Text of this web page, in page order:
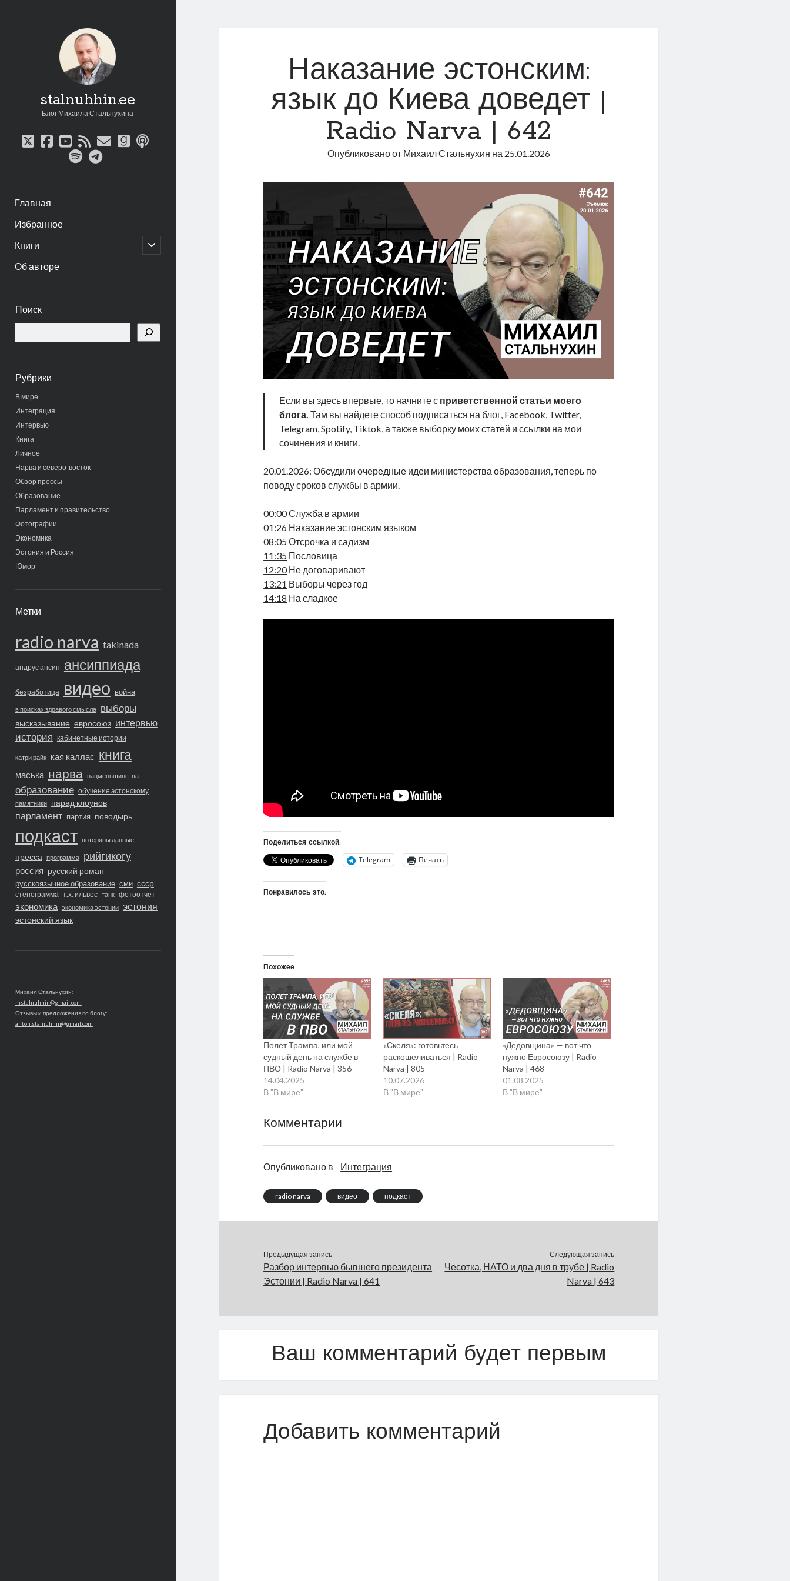
stalnuhhin.ee
Блог Михаила Стальнухина
twitter
facebook
youtube
rssemailgoodreads
podcast
spotifytelegram
Главная
Избранное
Книги
открыть
дочернее
Об авторе
панель
Поиск
Рубрики
В мире
Интеграция
Интервью
Книга
Личное
Нарва и северо-восток
Обзор прессы
Образование
Парламент и правительство
Фотографии
Экономика
Эстония и Россия
Юмор
Метки
radio narva takinada
андрус ансип ансиппиада
безработица видео война
в поисках здравого смысла выборы
высказывание евросоюз интервью
история кабинетные истории
катри райк кая каллас книга
маська нарва нацменьшинства
образование обучение эстонскому
памятники парад клоунов
парламент партия поводырь
подкаст потеряны данные
пресса программа рийгикогу
россия русский роман
русскоязычное образование сми ссср
стенограмма т.х. ильвес танк фотоотчет
экономика экономика эстонии эстония
эстонский язык
Михаил Стальнухин:
mstalnuhhin@gmail.com
Отзывы и предложения по блогу:
anton.stalnuhhin@gmail.com
Наказание эстонским:
язык до Киева доведет |
Radio Narva | 642
Опубликовано от Михаил Стальнухин на 25.01.2026
Если вы здесь впервые, то начните с приветственной статьи моего
блога. Там вы найдете способ подписаться на блог, Facebook, Twitter,
Telegram, Spotify, Tiktok, а также выборку моих статей и ссылки на мои
сочинения и книги.
20.01.2026: Обсудили очередные идеи министерства образования, теперь по
поводу сроков службы в армии.
00:00Служба в армии
01:26 Наказание эстонским языком
08:05 Отсрочка и садизм
11:35 Пословица
12:20Не договаривают
13:21 Выборы через год
14:18 На сладкое
Поделиться ссылкой:
Telegram Печать
Понравилось это:
Похожее
Полёт Трампа, или мой
судный день на службе в
ПВО | Radio Narva | 356
14.04.2025
В "В мире"
«Скеля»: готовьтесь
раскошеливаться | Radio
Narva | 805
10.07.2026
В "В мире"
«Дедовщина» — вот что
нужно Евросоюзу | Radio
Narva | 468
01.08.2025
В "В мире"
Комментарии
Опубликовано в Интеграция
radio narva видео подкаст
Предыдущая запись
Разбор интервью бывшего президента
Эстонии | Radio Narva | 641
Следующая запись
Чесотка, НАТО и два дня в трубе | Radio
Narva | 643
Ваш комментарий будет первым
Добавить комментарий